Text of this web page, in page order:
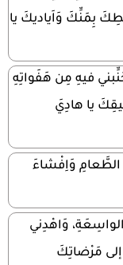
بِمَنِّكَ وَاَياديكَ يا
فيهِ مِن هَفَواتِهِ
يا هادِيَ
الطَّعامِ وَاِفْشاءَ
وَاهْدِني
مَرْضاتِكَ